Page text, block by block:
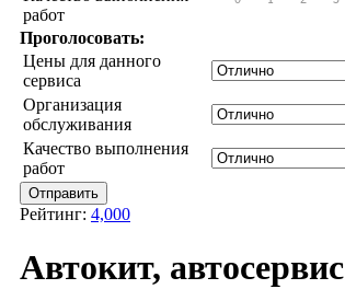
работ
Проголосовать:
Цены для данного
сервиса
Организация
обслуживания
Качество выполнения
работ
Рейтинг: 4,000
Автокит, автосервис